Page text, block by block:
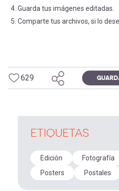
Guarda tus imágenes editadas.
Comparte tus archivos, si lo
629
ETIQUETAS
Edición Fotografía
Posters
Postales